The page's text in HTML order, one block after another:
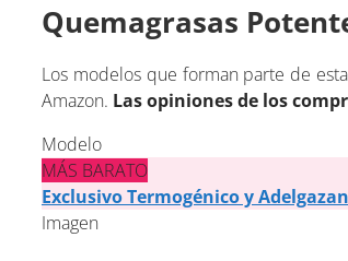
Quemagrasas
Los modelos que forman parte de
Amazon. Las opiniones de los
Modelo
MÁS BARATO
Exclusivo Termogénico y
Imagen